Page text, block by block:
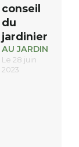
conseil
du
jardinier
AU JARDIN
Le 28 juin
2023